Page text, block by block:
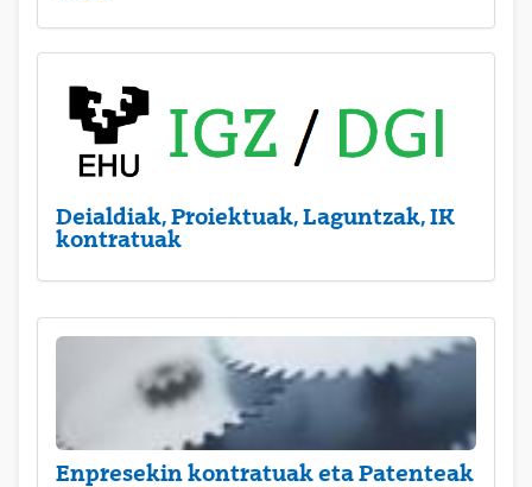
Deialdiak, Proiektuak, Laguntzak, IK
kontratuak
Enpresekin kontratuak eta Patenteak